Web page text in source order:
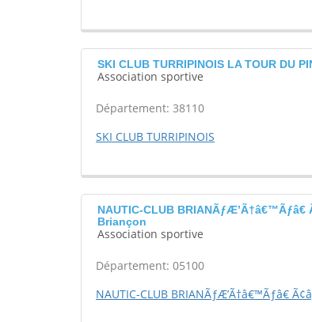
SKI CLUB TURRIPINOIS LA TOUR DU
Association sportive
Département: 38110
SKI CLUB TURRIPINOIS
NAUTIC-CLUB BRIANÃƒÆ’Ã†â€™Ãƒâ€
Briançon
Association sportive
Département: 05100
NAUTIC-CLUB BRIANÃƒÆ’Ã†â€™Ãƒâ€